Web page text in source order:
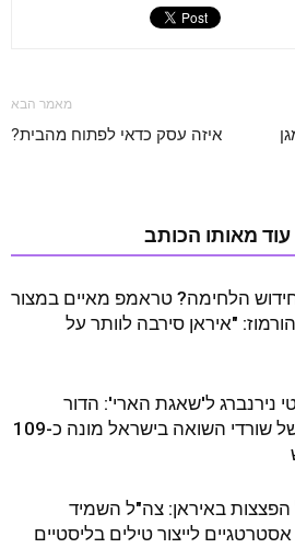
מאמר הבא
איזה עסק כדאי לפתוח מהבית?
עוד מאותו הכותב
הלחימה? טראמפ מאיים במצור
"איראן סירבה לוותר על
נירנברג ל'שאגת הארי': הדור
האחרון של שורדי השואה בישראל מונה כ-109
הפצצות באיראן: צה"ל השמיד
לייצור טילים בליסטיים